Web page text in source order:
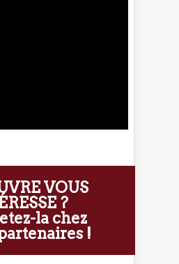
VOUS
?
la chez
!